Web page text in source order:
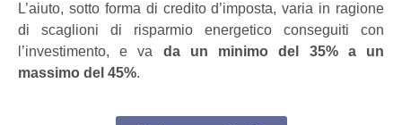
L’aiuto, sotto forma di credito d’imposta, varia in ragione
di scaglioni di risparmio energetico conseguiti con
l’investimento, e va da un minimo del 35% a un
massimo del 45%.